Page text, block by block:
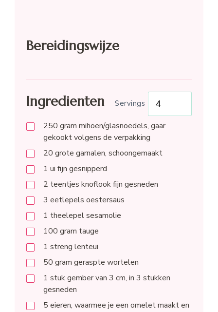
Bereidingswijze
Ingredienten Servings
250 gram mihoen/glasnoedels, gaar
gekookt volgens de verpakking
20 grote garnalen, schoongemaakt
1 ui fijn gesnipperd
2 teentjes knoflook fijn gesneden
3 eetlepels oestersaus
1 theelepelsesamolie
100 gram tauge
1 streng lenteui
50 gram geraspte wortelen
1 stukgember van 3 cm, in 3 stukken
gesneden
5 eieren, waarmee je een omelet maakt en